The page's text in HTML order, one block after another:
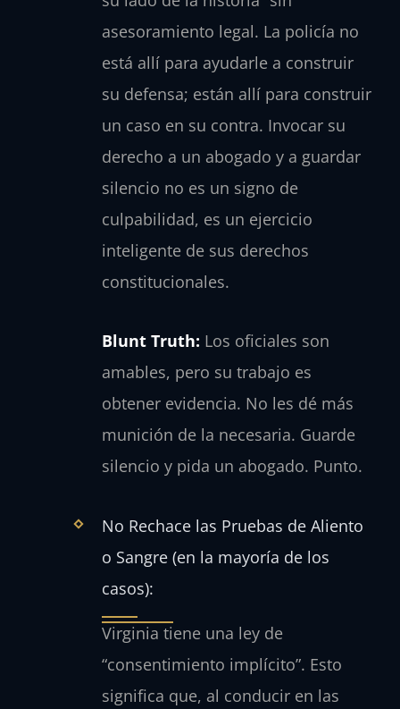
asesoramiento legal. La policía no
está allí para ayudarle a construir
su defensa; están allí para construir
un caso en su contra. Invocar su
derecho a un abogado y a guardar
silencio no es un signo de
culpabilidad, es un ejercicio
inteligente de sus derechos
constitucionales.
Blunt Truth: Los oficiales son
amables, pero su trabajo es
obtener evidencia. No les dé más
munición de la necesaria. Guarde
silencio y pida un abogado. Punto.
No Rechace las Pruebas de Aliento
o Sangre (en la mayoría de los
casos):
Virginia tiene una ley de
“consentimiento implícito”. Esto
significa que, al conducir en las